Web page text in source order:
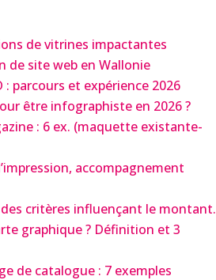
de vitrines impactantes
de site web en Wallonie
: parcours et expérience 2026
être infographiste en 2026 ?
: 6 ex. (maquette existante-
accompagnement
critères influençant le montant.
graphique ? Définition et 3
de catalogue : 7 exemples